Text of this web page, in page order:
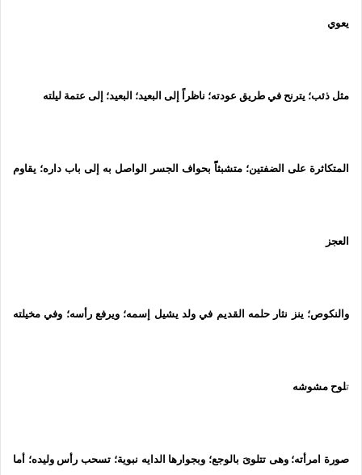
يعوي
مثل ذئب؛ يترنح في طريق عودته؛ ناظراً إلى البعيد؛ البعيد؛ إلى عتمة ليلته
المتكاثرة على الضفتين؛ متشبثاًً بحواف الجسر الواصل به إلى باب داره؛ يقاوم
العجز
والنكوص؛ ينز نثار حلمه القديم في ولد يشيل إسمه؛ ويرفع رأسه؛ وفي مخيلته
تلوح مشوشه
صورة امرأته؛ وهى تتلوىَ بالوجع؛ وبجوارها الدايه نبوية؛ تسحب رأس وليده؛ أما